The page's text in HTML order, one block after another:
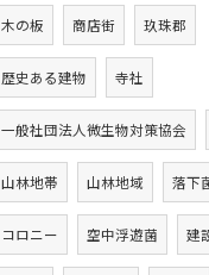
木の板 商店街 玖珠郡
歴史ある建物 寺社
一般社団法人微生物対策協会
山林地帯 山林地域 落下
コロニー 空中浮遊菌 建